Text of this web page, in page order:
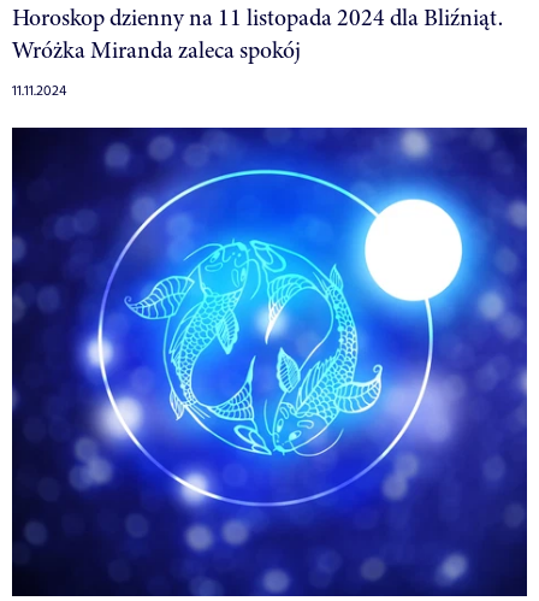
Horoskop dzienny na 11 listopada 2024 dla Bliźniąt.
Wróżka Miranda zaleca spokój
11.11.2024